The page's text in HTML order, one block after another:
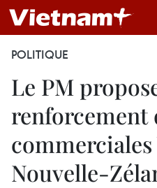
POLITIQUE
Le PM
renforcement
Nouvelle-